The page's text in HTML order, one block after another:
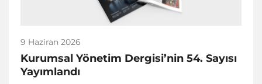
9 Haziran 2026
Kurumsal Yönetim Dergisi’nin 54. Sayısı
Yayımlandı